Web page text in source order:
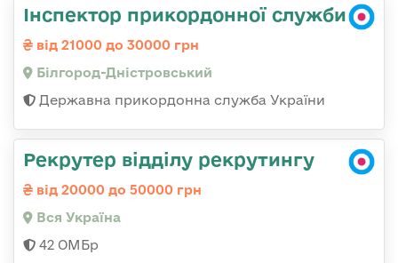
Інспектор прикордонної служби
від 21000 до 30000 грн
Білгород-Дністровський
Державна прикордонна служба України
Рекрутер відділу рекрутингу
від 20000 до 50000 грн
Вся Україна
42 ОМБр